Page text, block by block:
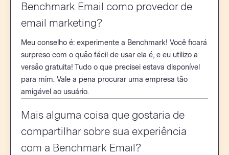
Benchmark Email como provedor de
email marketing?
Meu conselho é: experimente a Benchmark! Você ficará
surpreso com o quão fácil de usar ela é, e eu utilizo a
versão gratuita! Tudo o que precisei estava disponível
para mim. Vale a pena procurar uma empresa tão
amigável ao usuário.
Mais alguma coisa que gostaria de
compartilhar sobre sua experiência
com a Benchmark Email?